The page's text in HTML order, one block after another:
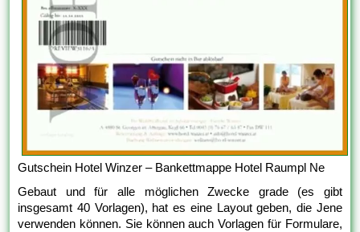
Gutschein Hotel Winzer – Bankettmappe Hotel Raumpl Ne
Gebaut und für alle möglichen Zwecke grade (es gibt
insgesamt 40 Vorlagen), hat es eine Layout geben, die Jene
verwenden können. Sie können auch Vorlagen für Formulare,